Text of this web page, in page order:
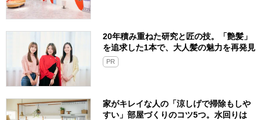
20年積み重ねた研究と匠の技。「艶髪」
を追求した1本で、大人髪の魅力を再発見
PR
家がキレイな人の「涼しげで掃除もしや
すい」部屋づくりのコツ5つ。水回りは